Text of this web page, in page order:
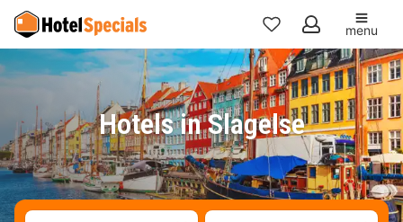
Mijn
favorieten
menu
Hotels in Slagelse